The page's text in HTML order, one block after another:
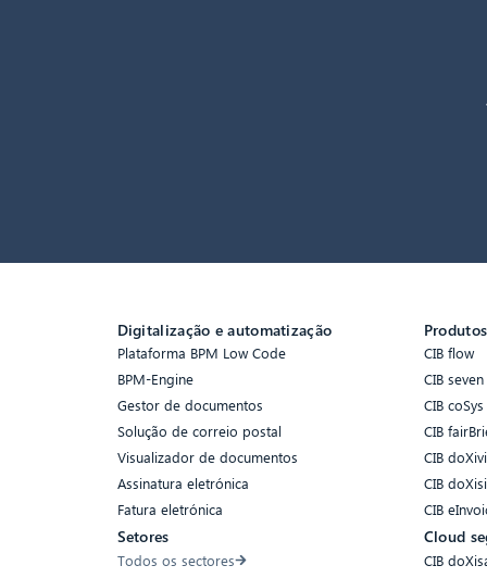
Digitalização e automatização
Plataforma BPM Low Code
BPM-Engine
Gestor de documentos
Solução de correio postal
Visualizador de documentos
Assinatura eletrónica
Fatura eletrónica
Setores
Todos os sectores
Produtos
CIB flow
CIB seven
CIB coSys
CIB
CIB
CIB
CIB
Cloud
CIB